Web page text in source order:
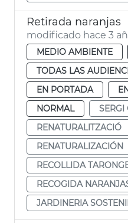
Retirada naranjas
modificado hace 3
MEDIO AMBIENTE
TODAS LAS
EN PORTADA
NORMAL
SERGI
RENATURALITZACIÓ
RENATURALIZACIÓN
RECOLLIDA
RECOGIDA
JARDINERIA